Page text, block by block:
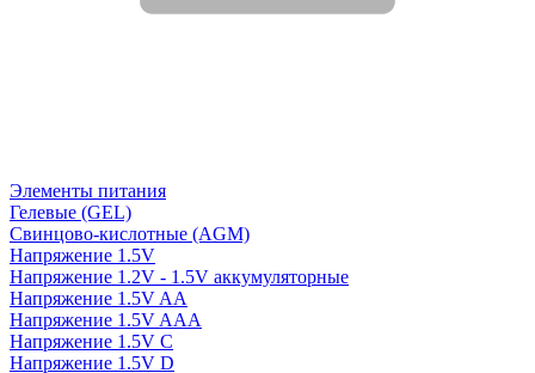
Элементы питания
Гелевые (GEL)
Свинцово-кислотные (AGM)
Напряжение 1.5V
Напряжение 1.2V - 1.5V аккумуляторные
Напряжение 1.5V AA
Напряжение 1.5V AAA
Напряжение 1.5V C
Напряжение 1.5V D